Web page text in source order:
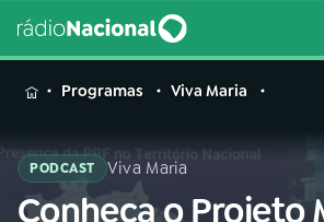
MENU
Buscar
Programas Viva Maria
PODCAST Viva Maria
Conheça o Projeto